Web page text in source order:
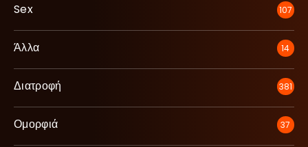
Sex 107
Άλλα 14
Διατροφή 381
Ομορφιά 37